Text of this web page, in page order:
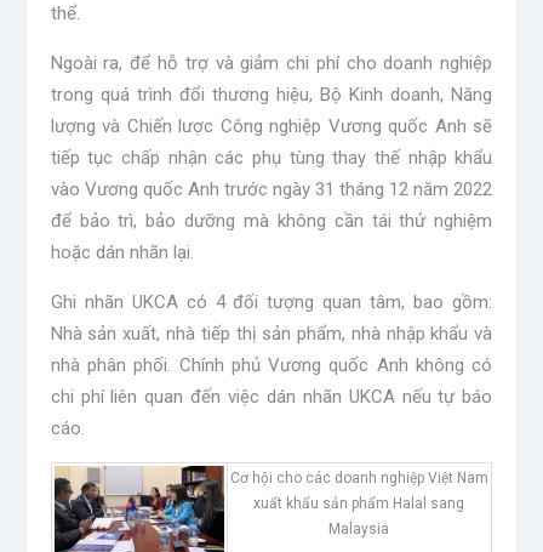
thể.
Ngoài ra, để hỗ trợ và giảm chi phí cho doanh nghiệp
trong quá trình đổi thương hiệu, Bộ Kinh doanh, Năng
lượng và Chiến lược Công nghiệp Vương quốc Anh sẽ
tiếp tục chấp nhận các phụ tùng thay thế nhập khẩu
vào Vương quốc Anh trước ngày 31 tháng 12 năm 2022
để bảo trì, bảo dưỡng mà không cần tái thử nghiệm
hoặc dán nhãn lại.
Ghi nhãn UKCA có 4 đối tượng quan tâm, bao gồm:
Nhà sản xuất, nhà tiếp thị sản phẩm, nhà nhập khẩu và
nhà phân phối. Chính phủ Vương quốc Anh không có
chi phí liên quan đến việc dán nhãn UKCA nếu tự báo
cáo.
Cơ hội cho các doanh nghiệp Việt Nam
xuất khẩu sản phẩm Halal sang
Malaysia